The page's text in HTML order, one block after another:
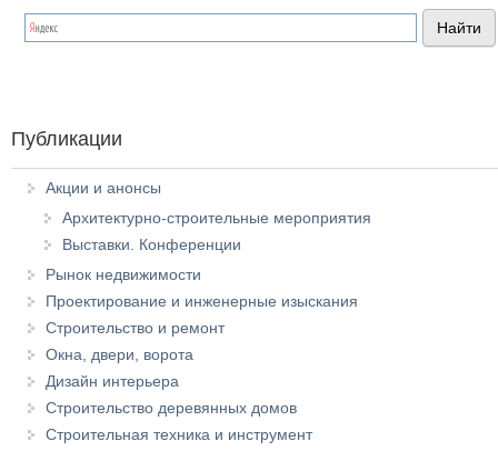
Публикации
Акции и анонсы
Архитектурно-строительные мероприятия
Выставки. Конференции
Рынок недвижимости
Проектирование и инженерные изыскания
Строительство и ремонт
Окна, двери, ворота
Дизайн интерьера
Строительство деревянных домов
Строительная техника и инструмент